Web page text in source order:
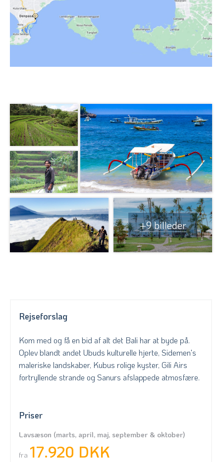
+9 billeder
Rejseforslag
Kom med og få en bid af alt det Bali har at byde på.
Oplev blandt andet Ubuds kulturelle hjerte, Sidemen's
maleriske landskaber, Kubus rolige kyster, Gili Airs
fortryllende strande og Sanurs afslappede atmosfære.
Priser
Lavsæson (marts, april, maj, september & oktober)
fra 17.920 DKK